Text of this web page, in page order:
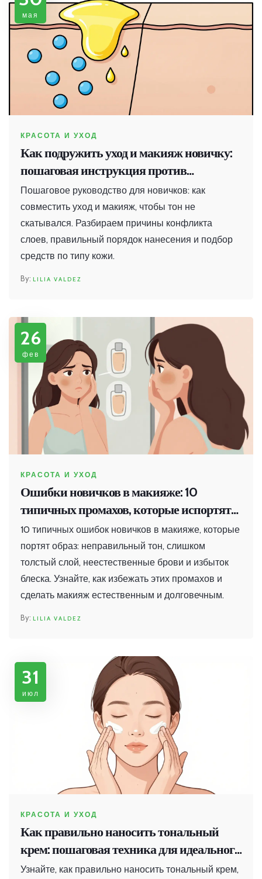
мая
КРАСОТА И УХОД
Как подружить уход и макияж новичку:
пошаговая инструкция против
скатывания
Пошаговое руководство для новичков: как
совместить уход и макияж, чтобы тон не
скатывался. Разбираем причины конфликта
слоев, правильный порядок нанесения и подбор
средств по типу кожи.
LILIA VALDEZ
26
фев
КРАСОТА И УХОД
Ошибки новичков в макияже: 10
типичных промахов, которые испортят
ваш образ
10 типичных ошибок новичков в макияже, которые
портят образ: неправильный тон, слишком
толстый слой, неестественные брови и избыток
блеска. Узнайте, как избежать этих промахов и
сделать макияж естественным и долговечным.
LILIA VALDEZ
31
июл
КРАСОТА И УХОД
Как правильно наносить тональный
крем: пошаговая техника для идеального
макияжа
Узнайте, как правильно наносить тональный крем,